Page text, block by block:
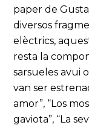
paper de
diversos
elèctrics,
resta la
sarsueles avui
van ser
amor”, “Los
gaviota”, “La